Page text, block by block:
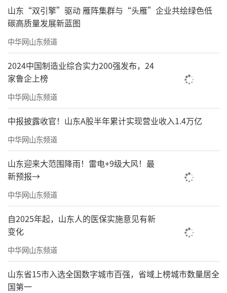
山东“双引擎”驱动 雁阵集群与“头雁”企业共绘绿色低
碳高质量发展新蓝图
中华网山东频道
2024中国制造业综合实力200强发布，24
家鲁企上榜
中华网山东频道
中报披露收官！山东A股半年累计实现营业收入1.4万亿
中华网山东频道
山东迎来大范围降雨！雷电+9级大风！最
新预报→
中华网山东频道
自2025年起，山东人的医保实施意见有新
变化
中华网山东频道
山东省15市入选全国数字城市百强，省域上榜城市数量居全
国第一